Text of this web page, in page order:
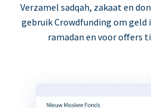
Verzamel sadqah, zakaat en
gebruik Crowdfunding om geld
ramadan en voor offers